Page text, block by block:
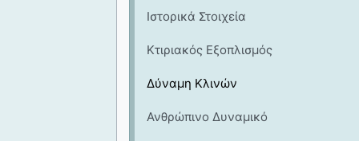
Ιστορικά Στοιχεία
Κτιριακός Εξοπλισμός
Δύναμη Κλινών
Ανθρώπινο Δυναμικό